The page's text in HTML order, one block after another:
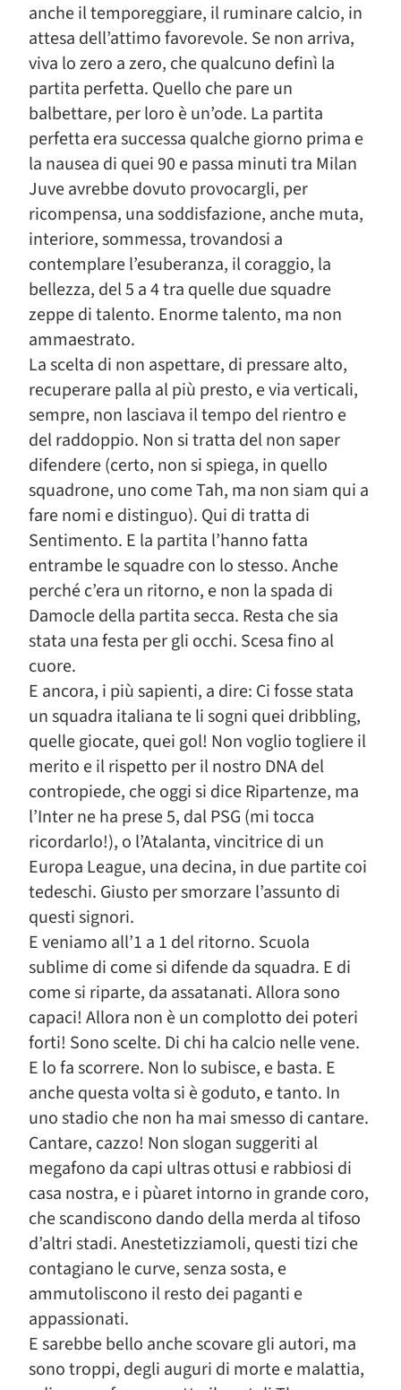
anche il temporeggiare, il ruminare calcio, in
attesa dell’attimo favorevole. Se non arriva,
viva lo zero a zero, che qualcuno definì la
partita perfetta. Quello che pare un
balbettare, per loro è un’ode. La partita
perfetta era successa qualche giorno prima e
la nausea di quei 90 e passa minuti tra Milan
Juve avrebbe dovuto provocargli, per
ricompensa, una soddisfazione, anche muta,
interiore, sommessa, trovandosi a
contemplare l’esuberanza, il coraggio, la
bellezza, del 5 a 4 tra quelle due squadre
zeppe di talento. Enorme talento, ma non
ammaestrato.
La scelta di non aspettare, di pressare alto,
recuperare palla al più presto, e via verticali,
sempre, non lasciava il tempo del rientro e
del raddoppio. Non si tratta del non saper
difendere (certo, non si spiega, in quello
squadrone, uno come Tah, ma non siam qui a
fare nomi e distinguo). Qui di tratta di
Sentimento. E la partita l’hanno fatta
entrambe le squadre con lo stesso. Anche
perché c’era un ritorno, e non la spada di
Damocle della partita secca. Resta che sia
stata una festa per gli occhi. Scesa fino al
cuore.
E ancora, i più sapienti, a dire: Ci fosse stata
un squadra italiana te li sogni quei dribbling,
quelle giocate, quei gol! Non voglio togliere il
merito e il rispetto per il nostro DNA del
contropiede, che oggi si dice Ripartenze, ma
l’Inter ne ha prese 5, dal PSG (mi tocca
ricordarlo!), o l’Atalanta, vincitrice di un
Europa League, una decina, in due partite coi
tedeschi. Giusto per smorzare l’assunto di
questi signori.
E veniamo all’1 a 1 del ritorno. Scuola
sublime di come si difende da squadra. E di
come si riparte, da assatanati. Allora sono
capaci! Allora non è un complotto dei poteri
forti! Sono scelte. Di chi ha calcio nelle vene.
E lo fa scorrere. Non lo subisce, e basta. E
anche questa volta si è goduto, e tanto. In
uno stadio che non ha mai smesso di cantare.
Cantare, cazzo! Non slogan suggeriti al
megafono da capi ultras ottusi e rabbiosi di
casa nostra, e i pùaret intorno in grande coro,
che scandiscono dando della merda al tifoso
d’altri stadi. Anestetizziamoli, questi tizi che
contagiano le curve, senza sosta, e
ammutoliscono il resto dei paganti e
appassionati.
E sarebbe bello anche scovare gli autori, ma
sono troppi, degli auguri di morte e malattia,